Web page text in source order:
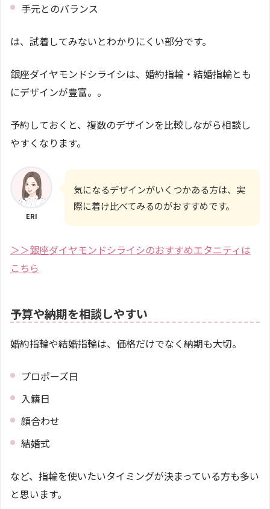
手元とのバランス
は、試着してみないとわかりにくい部分です。
銀座ダイヤモンドシライシは、婚約指輪・結婚指輪とも
にデザインが豊富。。
予約しておくと、複数のデザインを比較しながら相談し
やすくなります。
ERI
気になるデザインがいくつかある方は、実
際に着け比べてみるのがおすすめです。
＞＞銀座ダイヤモンドシライシのおすすめエタニティは
こちら
予算や納期を相談しやすい
婚約指輪や結婚指輪は、価格だけでなく納期も大切。
プロポーズ日
入籍日
顔合わせ
結婚式
など、指輪を使いたいタイミングが決まっている方も多い
と思います。